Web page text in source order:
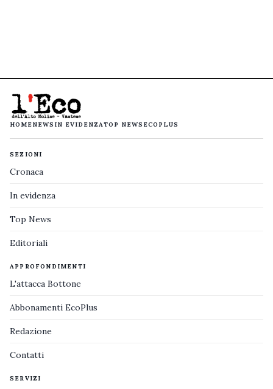
HOMENEWS IN EVIDENZATOP NEWS ECOPLUS
SEZIONI
Cronaca
In evidenza
Top News
Editoriali
APPROFONDIMENTI
L'attacca Bottone
Abbonamenti EcoPlus
Redazione
Contatti
SERVIZI